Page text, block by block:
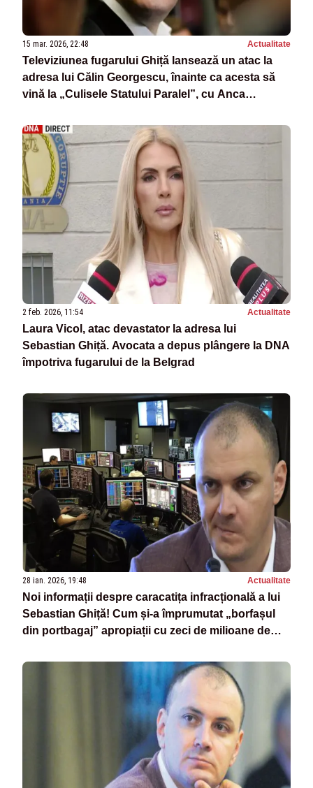
15 mar. 2026, 22:48 Actualitate
Televiziunea fugarului Ghiță lansează un atac la
adresa lui Călin Georgescu, înainte ca acesta să
vină la „Culisele Statului Paralel”, cu Anca
2 feb. 2026, 11:54 Actualitate
Laura Vicol, atac devastator la adresa lui
Sebastian Ghiță. Avocata a depus plângere la DNA
împotriva fugarului de la Belgrad
28 ian. 2026, 19:48 Actualitate
Noi informații despre caracatița infracțională a lui
Sebastian Ghiță! Cum și-a împrumutat „borfașul
din portbagaj” apropiații cu zeci de milioane de